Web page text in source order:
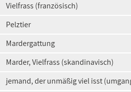
Vielfrass (französisch)
Pelztier
Mardergattung
Marder, Vielfrass (skandinavisch)
jemand, der unmäßig viel isst